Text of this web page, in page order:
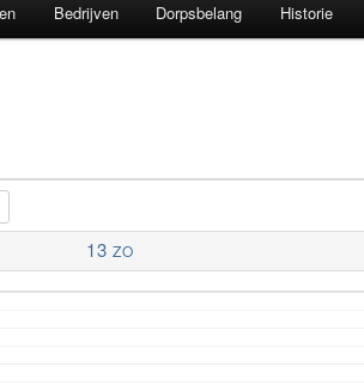
Bedrijven Dorpsbelang Historie
13 ZO